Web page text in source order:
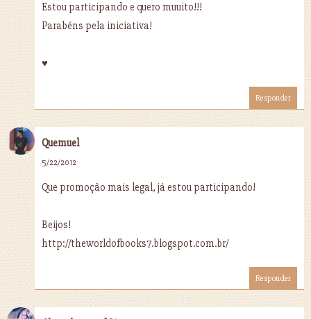
Estou participando e quero muuito!!!
Parabéns pela iniciativa!
♥
Responder
Quemuel
5/22/2012
Que promoção mais legal, já estou participando!
Beijos!
http://theworldofbooks7.blogspot.com.br/
Responder